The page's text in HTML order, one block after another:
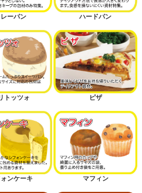
ーパン ハードパン
トッツォ ピザ
ンケーキ マフィン